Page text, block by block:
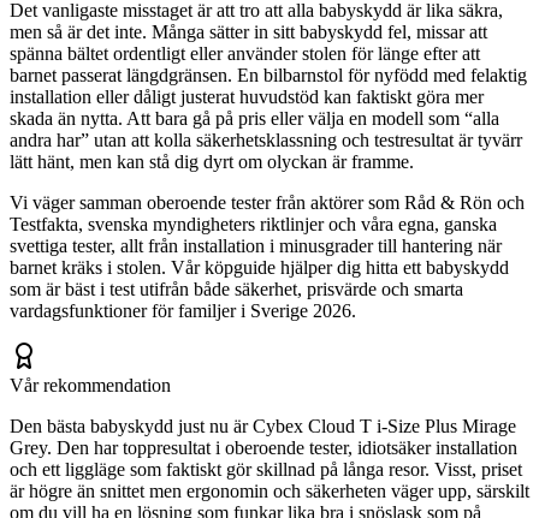
Det vanligaste misstaget är att tro att alla babyskydd är lika säkra,
men så är det inte. Många sätter in sitt babyskydd fel, missar att
spänna bältet ordentligt eller använder stolen för länge efter att
barnet passerat längdgränsen. En bilbarnstol för nyfödd med felaktig
installation eller dåligt justerat huvudstöd kan faktiskt göra mer
skada än nytta. Att bara gå på pris eller välja en modell som “alla
andra har” utan att kolla säkerhetsklassning och testresultat är tyvärr
lätt hänt, men kan stå dig dyrt om olyckan är framme.
Vi väger samman oberoende tester från aktörer som Råd & Rön och
Testfakta, svenska myndigheters riktlinjer och våra egna, ganska
svettiga tester, allt från installation i minusgrader till hantering när
barnet kräks i stolen. Vår köpguide hjälper dig hitta ett babyskydd
som är bäst i test utifrån både säkerhet, prisvärde och smarta
vardagsfunktioner för familjer i Sverige 2026.
Vår rekommendation
Den bästa babyskydd just nu är Cybex Cloud T i-Size Plus Mirage
Grey. Den har toppresultat i oberoende tester, idiot­säker installation
och ett liggläge som faktiskt gör skillnad på långa resor. Visst, priset
är högre än snittet men ergonomin och säkerheten väger upp, särskilt
om du vill ha en lösning som funkar lika bra i snöslask som på